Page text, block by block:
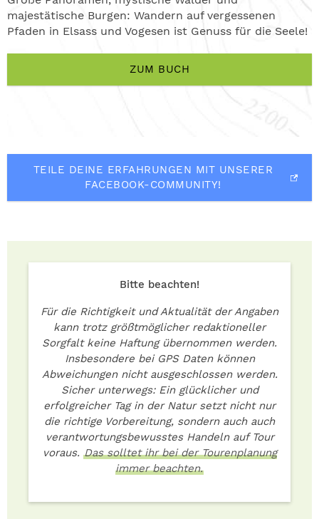
majestätische Burgen: Wandern auf vergessenen
Pfaden in Elsass und Vogesen ist Genuss für die Seele!
ZUM BUCH
TEILE DEINE ERFAHRUNGEN MIT UNSERER
FACEBOOK-COMMUNITY!
Bitte beachten!
Für die Richtigkeit und Aktualität der Angaben
kann trotz größtmöglicher redaktioneller
Sorgfalt keine Haftung übernommen werden.
Insbesondere bei GPS Daten können
Abweichungen nicht ausgeschlossen werden.
Sicher unterwegs: Ein glücklicher und
erfolgreicher Tag in der Natur setzt nicht nur
die richtige Vorbereitung, sondern auch auch
verantwortungsbewusstes Handeln auf Tour
voraus. Das solltet ihr bei der Tourenplanung
immer beachten.